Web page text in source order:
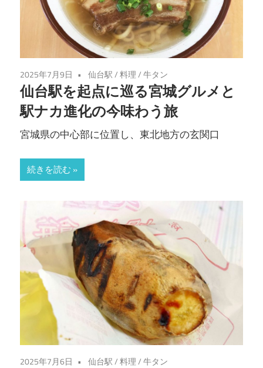
2025年7月9日 仙台駅/料理/牛タン
仙台駅を起点に巡る宮城グルメと
駅ナカ進化の今味わう旅
宮城県の中心部に位置し、東北地方の玄関口
続きを読む
2025年7月6日 仙台駅/料理/牛タン